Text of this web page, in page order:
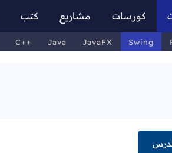
كورسات مشاريع كتب
C++ Java JavaFX Swing